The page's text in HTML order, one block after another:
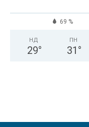
69 %
НД
29°
ПН
31 °